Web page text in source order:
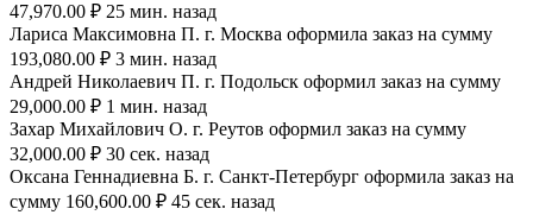
47,970.00 ₽ 25 мин. назад
Лариса Максимовна П. г. Москва оформила заказ на сумму
193,080.00 ₽ 3 мин. назад
Андрей Николаевич П. г. Подольск оформил заказ на сумму
29,000.00 ₽ 1 мин. назад
Захар Михайлович О. г. Реутов оформил заказ на сумму
32,000.00 ₽ 30 сек. назад
Оксана Геннадиевна Б. г. Санкт-Петербург оформила заказ на
сумму 160,600.00 ₽ 45 сек. назад